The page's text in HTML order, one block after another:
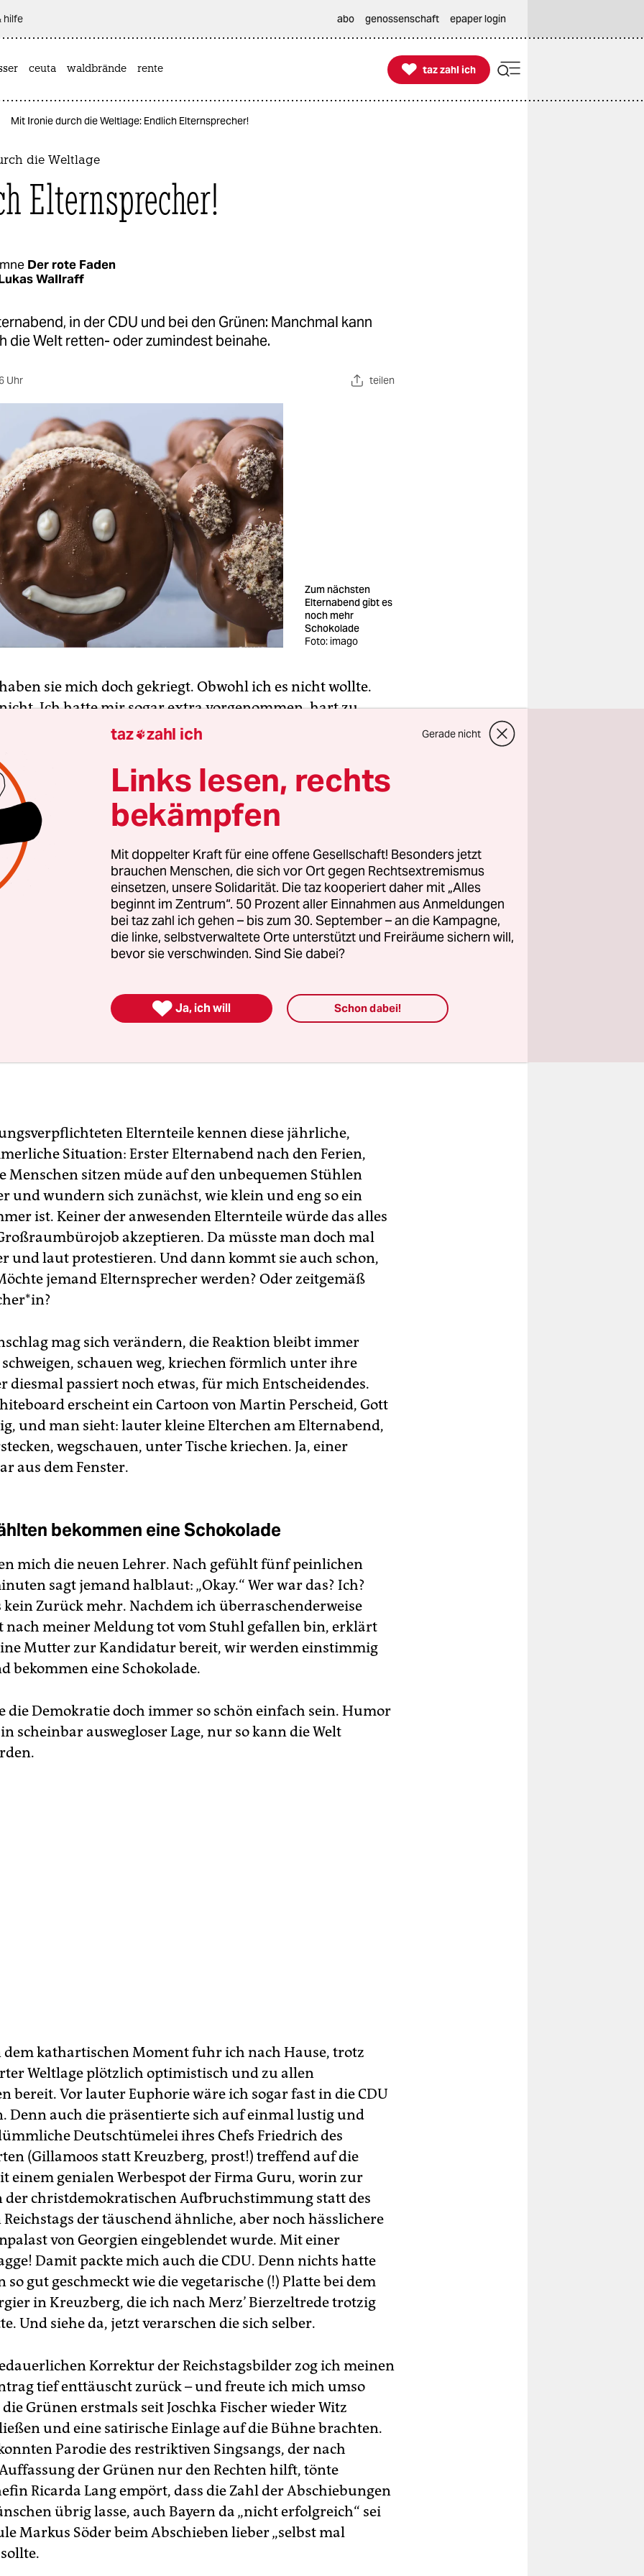
hilfe abo genossenschaft epaper login
ceuta waldbrände rente 
taz zahl ich
taz zahl ich
Mit Ironie durch die Weltlage: Endlich Elternsprecher!
die Weltlage
Elternsprecher!
Der rote Faden
Wallraff
in der CDU und bei den Grünen: Manchmal kann
die Welt retten- oder zumindest beinahe.
Uhr teilen
Zum nächsten
Elternabend gibt es
noch mehr
Schokolade
Foto: imago
sie mich doch gekriegt. Obwohl ich es nicht wollte.
Ich hatte mir sogar extra vorgenommen, hart zu
abzulehnen, abzutauchen und notfalls abzuhauen,
kommt.
ich trotzdem Elternsprecher. Wie konnte mir das nur
so vielen Jahren, in denen ich erfolgreich ausgewichen
doch kein Anfänger.
Elternteile kennen diese jährliche,
Situation: Erster Elternabend nach den Ferien,
Menschen sitzen müde auf den unbequemen Stühlen
und wundern sich zunächst, wie klein und eng so ein
ist. Keiner der anwesenden Elternteile würde das alles
akzeptieren. Da müsste man doch mal
und laut protestieren. Und dann kommt sie auch schon,
jemand El­tern­spre­che­r werden? Oder zeitgemäß
mag sich verändern, die Reaktion bleibt immer
schauen weg, kriechen förmlich unter ihre
diesmal passiert noch etwas, für mich Entscheidendes.
erscheint ein Cartoon von Martin Perscheid, Gott
und man sieht: lauter kleine Elterchen am Elternabend,
wegschauen, unter Tische kriechen. Ja, einer
aus dem Fenster.
bekommen eine Schokolade
mich die neuen Lehrer. Nach gefühlt fünf peinlichen
sagt jemand halblaut: „Okay.“ Wer war das? Ich?
kein Zurück mehr. Nachdem ich überraschenderweise
nach meiner Meldung tot vom Stuhl gefallen bin, erklärt
Mutter zur Kandidatur bereit, wir werden einstimmig
bekommen eine Schokolade.
die Demokratie doch immer so schön einfach sein. Humor
scheinbar auswegloser Lage, nur so kann die Welt
dem kathartischen Moment fuhr ich nach Hause, trotz
Weltlage plötzlich optimistisch und zu allen
bereit. Vor lauter Euphorie wäre ich sogar fast in die CDU
Denn auch die präsentierte sich auf einmal lustig und
Deutschtümelei ihres Chefs Friedrich des
(Gillamoos statt Kreuzberg, prost!) treffend auf die
einem genialen Werbespot der Firma Guru, worin zur
christdemokratischen Aufbruchstimmung statt des
der täuschend ähnliche, aber noch hässlichere
von Georgien eingeblendet wurde. Mit einer
Damit packte mich auch die CDU. Denn nichts hatte
gut geschmeckt wie die vegetarische (!) Platte bei dem
in Kreuzberg, die ich nach Merz’ Bierzeltrede trotzig
Und siehe da, jetzt verarschen die sich selber.
Korrektur der Reichstagsbilder zog ich meinen
tief enttäuscht zurück – und freute ich mich umso
Grünen erstmals seit Joschka Fischer wieder Witz
und eine satirische Einlage auf die Bühne brachten.
Parodie des restriktiven Singsangs, der nach
der Grünen nur den Rechten hilft, tönte
Ricarda Lang empört, dass die Zahl der Abschiebungen
übrig lasse, auch Bayern da „nicht erfolgreich“ sei
Markus Söder beim Abschieben lieber „selbst mal
taz zahl ich Gerade nicht
Links lesen, rechts
bekämpfen
Mit doppelter Kraft für eine offene Gesellschaft! Besonders jetzt
brauchen Menschen, die sich vor Ort gegen Rechtsextremismus
einsetzen, unsere Solidarität. Die taz kooperiert daher mit „Alles
beginnt im Zentrum“. 50 Prozent aller Einnahmen aus Anmeldungen
bei taz zahl ich gehen – bis zum 30. September – an die Kampagne,
die linke, selbstverwaltete Orte unterstützt und Freiräume sichern will,
bevor sie verschwinden. Sind Sie dabei?
 Ja, ich will Schon dabei!